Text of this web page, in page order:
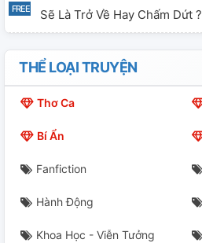
Sẽ Là Trở Về Hay Chấm Dứt ?
Tòa Án Họ Jeon
Thảm Chiến #1
Không Muốn Yêu Em
THỂ LOẠI TRUYỆN
Thơ Ca
Bí Ẩn
Fanfiction
Hành Động
Khoa Học - Viễn Tưởng